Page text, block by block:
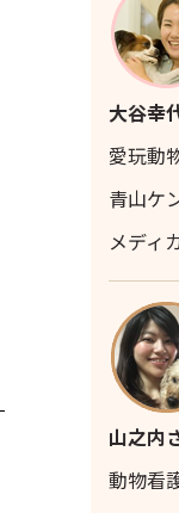
大谷幸
愛玩動
青山ケ
メディ
山之内
動物看